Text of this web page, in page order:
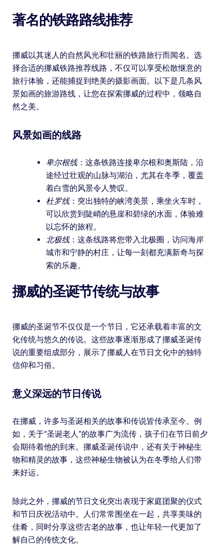
著名的铁路路线推荐
挪威以其迷人的自然风光和壮丽的铁路旅行而闻名。选
择合适的挪威铁路推荐线路，不仅可以享受松散惬意的
旅行体验，还能捕捉到绝美的摄影画面。以下是几条风
景如画的旅游路线，让您在探索挪威的过程中，领略自
然之美。
风景如画的线路
卑尔根线：这条铁路连接卑尔根和奥斯陆，沿
途经过壮观的山脉与湖泊，尤其在冬季，覆盖
着白雪的风景令人赞叹。
杜罗线：突出独特的峡湾美景，乘坐火车时，
可以欣赏到陡峭的悬崖和碧绿的水面，体验难
以忘怀的旅程。
北极线：这条线路将您带入北极圈，访问海岸
城市和宁静的村庄，让每一刻都充满新奇与探
索的乐趣。
挪威的圣诞节传统与故事
挪威的圣诞节不仅仅是一个节日，它还承载着丰富的文
化传统与悠久的传说。这些故事逐渐形成了挪威圣诞传
说的重要组成部分，展示了挪威人在节日文化中的独特
信仰和习俗。
意义深远的节日传说
在挪威，许多与圣诞相关的故事和传说皆传承至今。例
如，关于“圣诞老人”的故事广为流传，孩子们在节日前夕
会期待着他的到来。挪威圣诞传说中，还有关于神秘生
物和精灵的故事，这些神秘生物被认为在冬季给人们带
来好运。
除此之外，挪威的节日文化突出表现于家庭团聚的仪式
和节日庆祝活动中。人们常常围坐在一起，共享美味的
佳肴，同时分享这些古老的故事，也让年轻一代更加了
解自己的传统文化。